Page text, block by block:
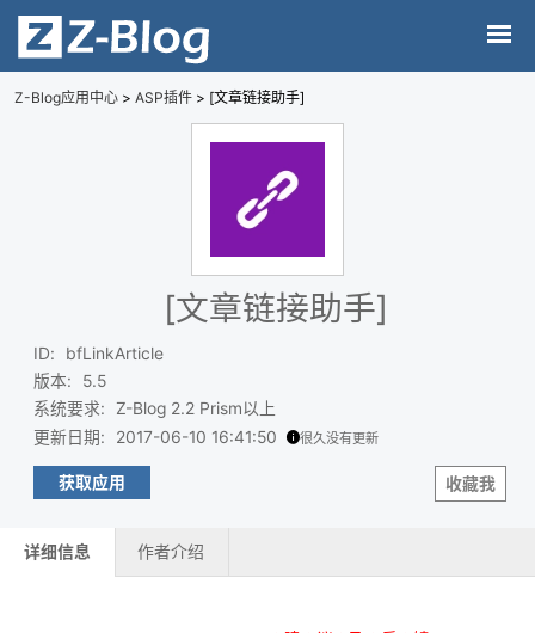
Z-Blog应用中心 > ASP插件 > [文章链接助手]
[文章链接助手]
ID:
bfLinkArticle
版本:
5.5
系统要求:
Z-Blog 2.2 Prism以上
更新日期: 2017-06-10 16:41:50 很久没有更新
收藏我
获取应用
详细信息 作者介绍